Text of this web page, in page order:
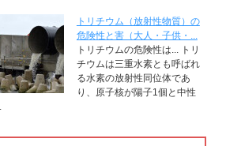
トリチウム（放射性物質）の
危険性と害（大人・子供・...
トリチウムの危険性は... トリ
チウムは三重水素とも呼ばれ
る水素の放射性同位体であ
り、原子核が陽子1個と中性